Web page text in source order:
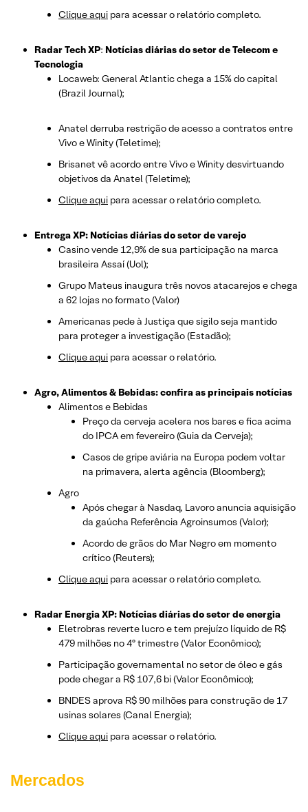
Clique aqui para acessar o relatório completo.
Radar Tech XP: Notícias diárias do setor de Telecom e
Tecnologia
Locaweb: General Atlantic chega a 15% do capital
(Brazil Journal);
Anatel derruba restrição de acesso a contratos entre
Vivo e Winity (Teletime);
Brisanet vê acordo entre Vivo e Winity desvirtuando
objetivos da Anatel (Teletime);
Clique aqui para acessar o relatório completo.
Entrega XP: Notícias diárias do setor de varejo
Casino vende 12,9% de sua participação na marca
brasileira Assaí (Uol);
Grupo Mateus inaugura três novos atacarejos e chega
a 62 lojas no formato (Valor)
Americanas pede à Justiça que sigilo seja mantido
para proteger a investigação (Estadão);
Clique aqui para acessar o relatório.
Agro, Alimentos & Bebidas: confira as principais notícias
Alimentos e Bebidas
Preço da cerveja acelera nos bares e fica acima
do IPCA em fevereiro (Guia da Cerveja);
Casos de gripe aviária na Europa podem voltar
na primavera, alerta agência (Bloomberg);
Agro
Após chegar à Nasdaq, Lavoro anuncia aquisição
da gaúcha Referência Agroinsumos (Valor);
Acordo de grãos do Mar Negro em momento
crítico (Reuters);
Clique aqui para acessar o relatório completo.
Radar Energia XP: Notícias diárias do setor de energia
Eletrobras reverte lucro e tem prejuízo líquido de R$
479 milhões no 4º trimestre (Valor Econômico);
Participação governamental no setor de óleo e gás
pode chegar a R$ 107,6 bi (Valor Econômico);
BNDES aprova R$ 90 milhões para construção de 17
usinas solares (Canal Energia);
Clique aqui para acessar o relatório.
Mercados